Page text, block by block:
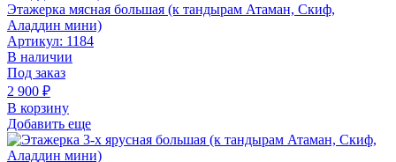
Этажерка мясная большая (к тандырам Атаман, Скиф,
Аладдин мини)
Артикул: 1184
В наличии
Под заказ
2 900 ₽
В корзину
Добавить еще